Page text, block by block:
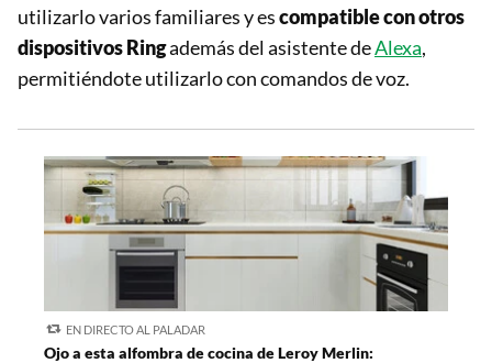
utilizarlo varios familiares y escompatible con otros
dispositivos Ringademás del asistente deAlexa,
permitiéndote utilizarlo con comandos de voz.
EN DIRECTO AL PALADAR
Ojo a esta alfombra de cocina de Leroy Merlin: